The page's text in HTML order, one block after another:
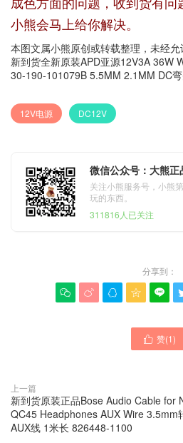
小熊会马上给你解决。
本图文属小熊原创或转载整理，未经
新到货全新原装APD亚源12V3A 36W
30-190-101079B 5.5MM 2.1MM DC
12V电源 DC12V
微信公众号：大熊正
关注小熊服务号，小熊
玩的东西。
311816人已关注
分享到：
    
 赞(1)
上一篇
新到货原装正品Bose Audio Cable for
QC45 Headphones AUX Wire 3.5mm
AUX线 1米长 826448-1100